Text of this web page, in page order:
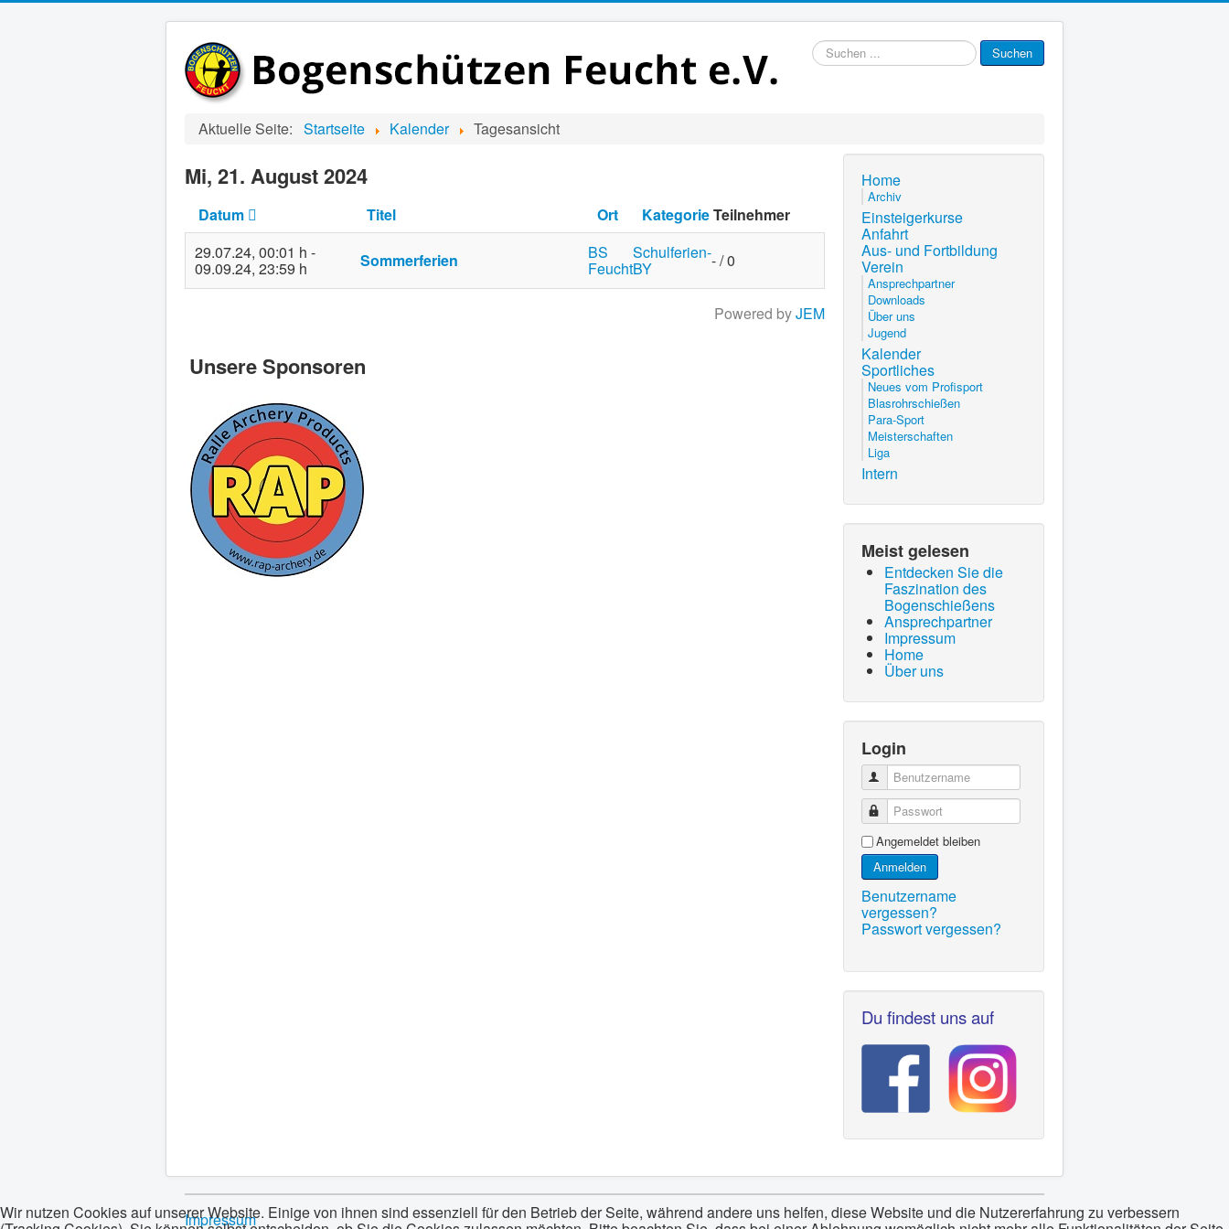
Suchen
...
Suchen
Aktuelle Seite: Startseite Kalender Tagesansicht
Mi, 21. August 2024
Datum Titel Ort KategorieTeilnehmer
29.07.24, 00:01 h -
09.09.24, 23:59 h Sommerferien BS
Feucht
Schulferien-
BY - / 0
Powered byJEM
Unsere Sponsoren
Home
Archiv
Einsteigerkurse
Anfahrt
Aus- und Fortbildung
Verein
Ansprechpartner
Downloads
Über uns
Jugend
Kalender
Sportliches
Neues vom Profisport
Blasrohrschießen
Para-Sport
Meisterschaften
Liga
Intern
Meist gelesen
Entdecken Sie die
Faszination des
Bogenschießens
Ansprechpartner
Impressum
Home
Über uns
Login
Benutzername
Passwort
Angemeldet bleiben
Anmelden
Benutzername
vergessen?
Passwort vergessen?
Du findest uns auf
Impressum
Wir nutzen Cookies auf unserer Website. Einige von ihnen sind essenziell für den Betrieb der Seite, während andere uns helfen, diese Website und die Nutzererfahrung zu verbessern